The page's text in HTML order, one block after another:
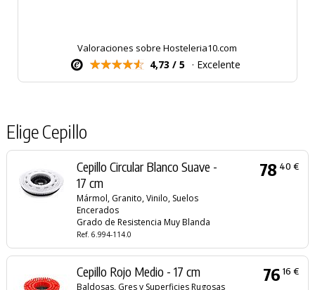
Valoraciones sobre Hosteleria10.com
4,73 / 5 · Excelente
Elige Cepillo
Cepillo Circular Blanco Suave -
17 cm
Mármol, Granito, Vinilo, Suelos
Encerados
Grado de Resistencia Muy Blanda
Ref. 6.994-114.0
78 40 €
Cepillo Rojo Medio - 17 cm
Baldosas, Gres y Superficies Rugosas
76 16 €